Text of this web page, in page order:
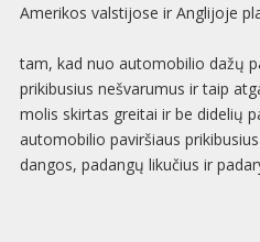
Amerikos valstijose ir Anglijoje
tam, kad nuo automobilio dažų
prikibusius nešvarumus ir taip
molis skirtas greitai ir be didelių
automobilio paviršiaus
dangos, padangų likučius ir